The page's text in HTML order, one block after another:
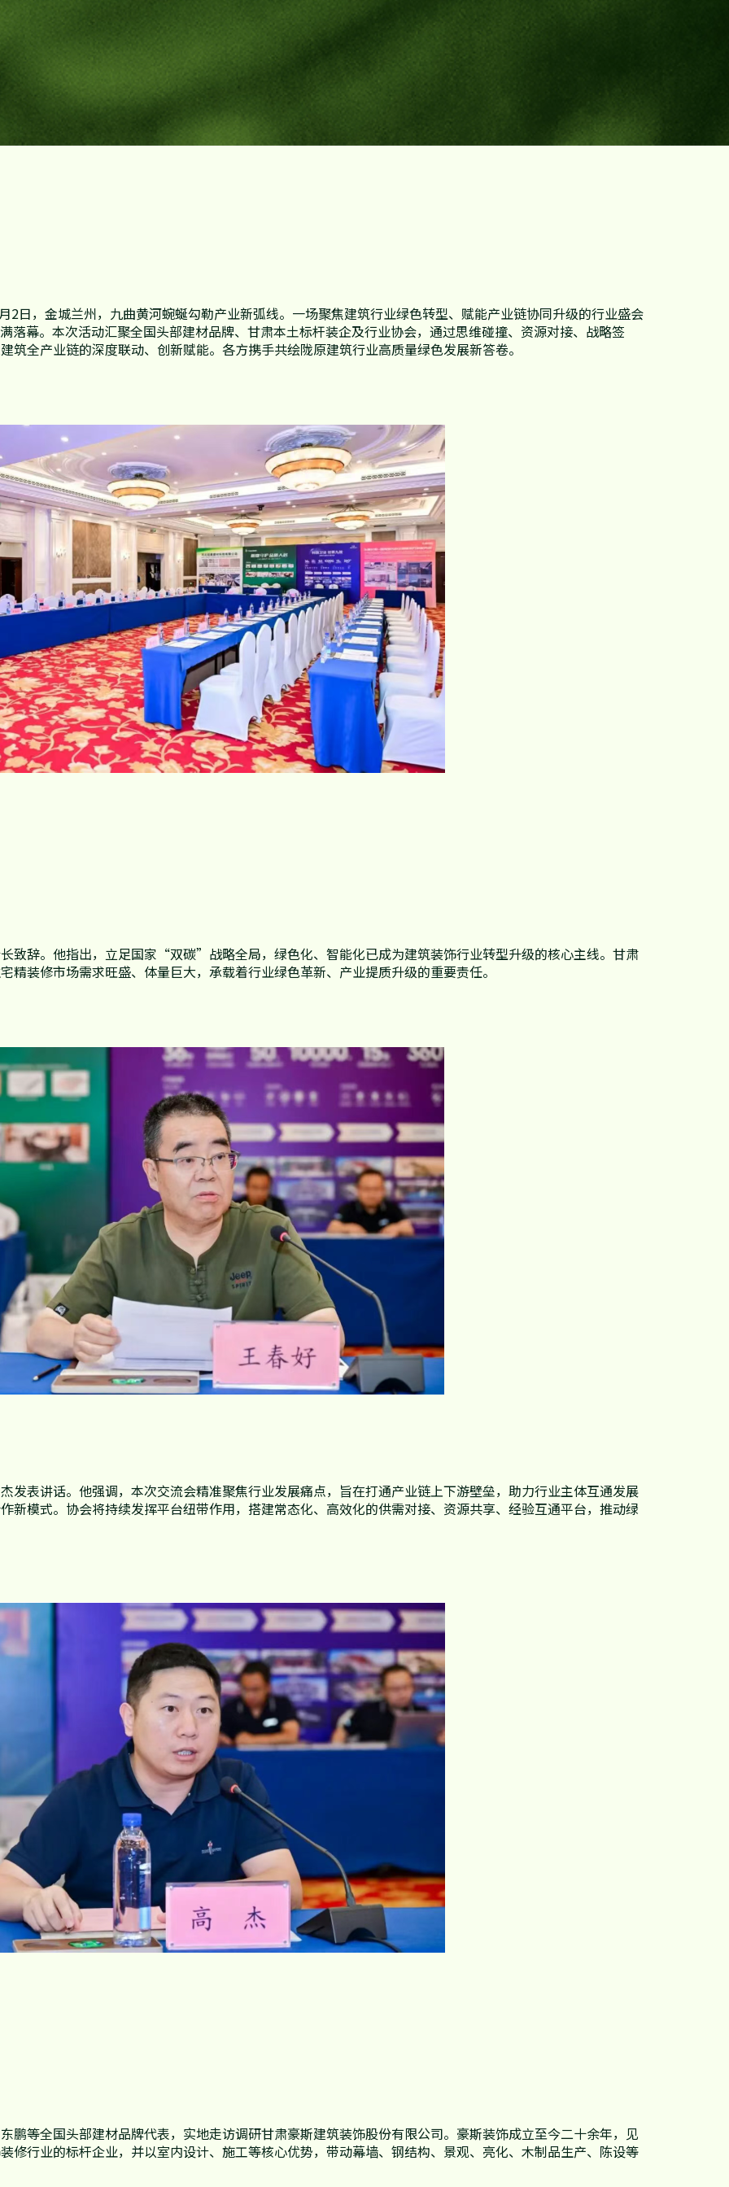
2日，金城兰州，九曲黄河蜿蜒勾勒产业新弧线。一场聚焦建筑行业绿色转型、赋能产业链协同升级的行业盛会
幕。本次活动汇聚全国头部建材品牌、甘肃本土标杆装企及行业协会，通过思维碰撞、资源对接、战略签
筑全产业链的深度联动、创新赋能。各方携手共绘陇原建筑行业高质量绿色发展新答卷。
致辞。他指出，立足国家“双碳”战略全局，绿色化、智能化已成为建筑装饰行业转型升级的核心主线。甘肃
精装修市场需求旺盛、体量巨大，承载着行业绿色革新、产业提质升级的重要责任。
发表讲话。他强调，本次交流会精准聚焦行业发展痛点，旨在打通产业链上下游壁垒，助力行业主体互通发展
新模式。协会将持续发挥平台纽带作用，搭建常态化、高效化的供需对接、资源共享、经验互通平台，推动绿
鹏等全国头部建材品牌代表，实地走访调研甘肃豪斯建筑装饰股份有限公司。豪斯装饰成立至今二十余年，见
修行业的标杆企业，并以室内设计、施工等核心优势，带动幕墙、钢结构、景观、亮化、木制品生产、陈设等